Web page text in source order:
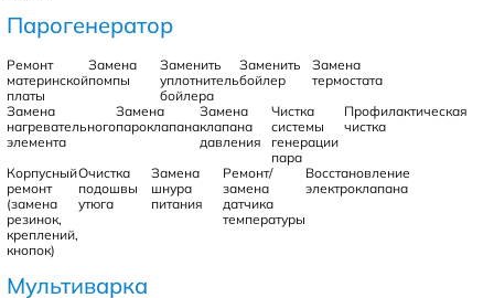
Парогенератор
Ремонт
материнской
платы
Замена
помпы
Заменить
уплотнитель
бойлера
Заменить
бойлер
Замена
термостата
Замена
нагревательного
элемента
Замена
пароклапана
Замена
клапана
давления
Чистка
системы
генерации
пара
Профилактическая
чистка
Корпусный
ремонт
(замена
резинок,
креплений,
кнопок)
Очистка
подошвы
утюга
Замена
шнура
питания
Ремонт/
замена
датчика
температуры
Восстановление
электроклапана
Мультиварка